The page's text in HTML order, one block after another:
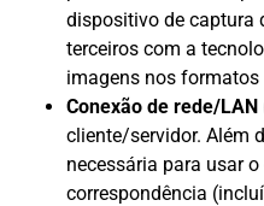
dispositivo de captura
terceiros com a
imagens nos
Conexão de rede/LAN
cliente/servidor. Além
necessária para usar
correspondência